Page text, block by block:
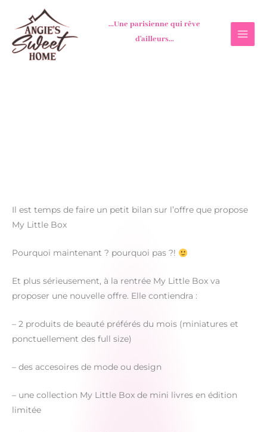
contenu
...Une parisienne qui rêve
d'ailleurs...
Il est temps de faire un petit bilan sur l’offre que propose
My Little Box
Pourquoi maintenant ? pourquoi pas ?!
Et plus sérieusement, à la rentrée My Little Box va
proposer une nouvelle offre. Elle contiendra :
– 2 produits de beauté préférés du mois (miniatures et
ponctuellement des full size)
– des accesoires de mode ou design
– une collection My Little Box de mini livres en édition
limitée